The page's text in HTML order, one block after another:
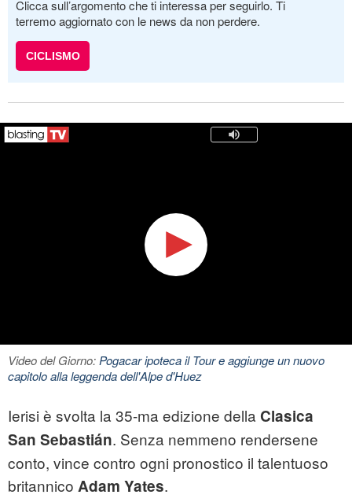
Clicca sull’argomento che ti interessa per seguirlo. Ti
terremo aggiornato con le news da non perdere.
CICLISMO
Video del Giorno:Pogacar ipoteca il Tour e aggiunge un nuovo
capitolo alla leggenda dell'Alpe d'Huez
Ierisi è svolta la 35-ma edizione della Clasica
San Sebastián. Senza nemmeno rendersene
conto, vince contro ogni pronostico il talentuoso
britannico Adam Yates.